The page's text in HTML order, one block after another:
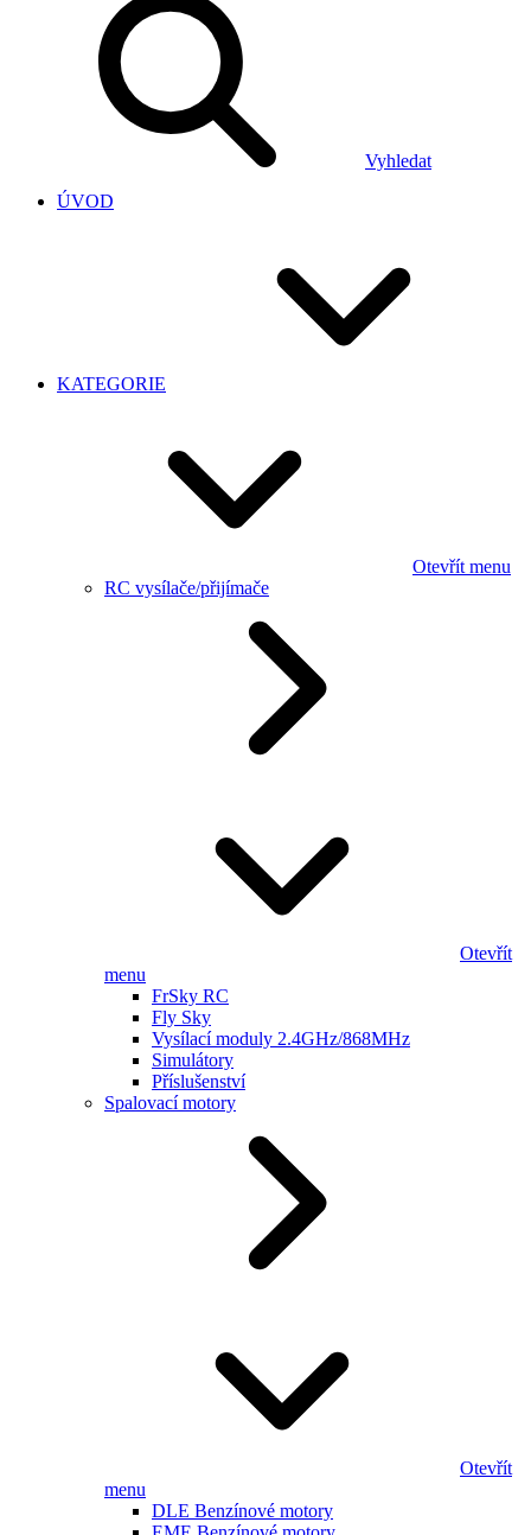
Vyhledat
ÚVOD
KATEGORIE
Otevřít menu
RC vysílače/přijímače
Otevřít
menu
FrSky RC
Fly Sky
Vysílací moduly 2.4GHz/868MHz
Simulátory
Příslušenství
Spalovací motory
Otevřít
menu
DLE Benzínové motory